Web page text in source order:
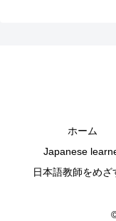
ホーム
Japanese
日本語教師をめざ